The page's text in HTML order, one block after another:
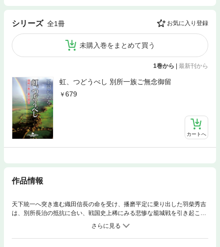
シリーズ 全1冊 お気に入り登録
未購入巻をまとめて買う
1巻から 最新刊から
虹、つどうべし 別所一族ご無念御留
679
カートへ
作品情報
天下統一へ突き進む織田信長の命を受け、播磨平定に乗り出した羽柴秀吉
は、別所長治の抵抗に合い、戦国史上稀にみる悲惨な籠城戦を引き起こ
す。その最中、終戦工作のため秘かに城中へ送り込まれていた女間者の希
久は悲惨を極める戦況を前に究極の選択を迫られる――。絶望の淵に射し
込んだ一条の光を哀感溢れる筆致で描く著者渾身の歴史ロマン。